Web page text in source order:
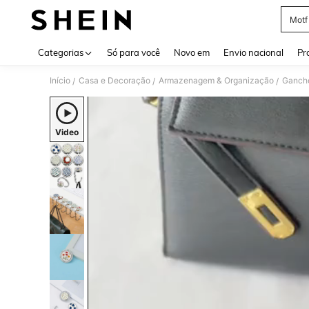
Motf
Categorias Só para você Novo em Envio nacional
Início / Casa e Decoração / Armazenagem & Organização /
Video